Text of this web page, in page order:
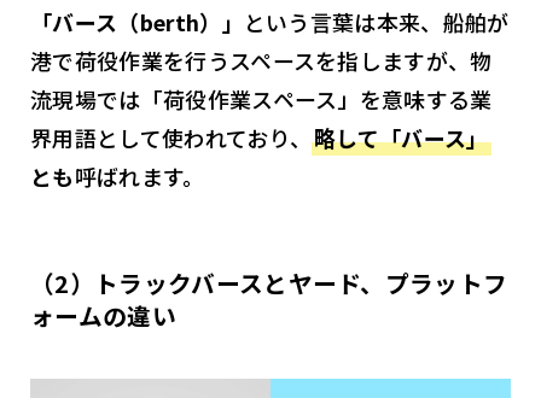
「バース（berth）」 という言葉は本来、船舶が
港で荷役作業を行うスペースを指しますが、物
流現場では「荷役作業スペース」を意味する業
界用語として使われており、略して「バース」
とも呼ばれます。
（2）トラックバースとヤード、プラットフ
ォームの違い